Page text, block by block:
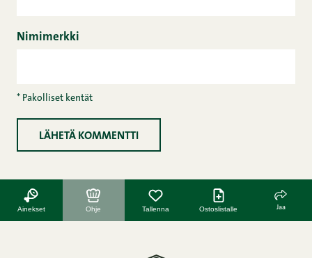
Nimimerkki
* Pakolliset kentät
Ainekset Ohje Tallenna Ostoslistalle Jaa